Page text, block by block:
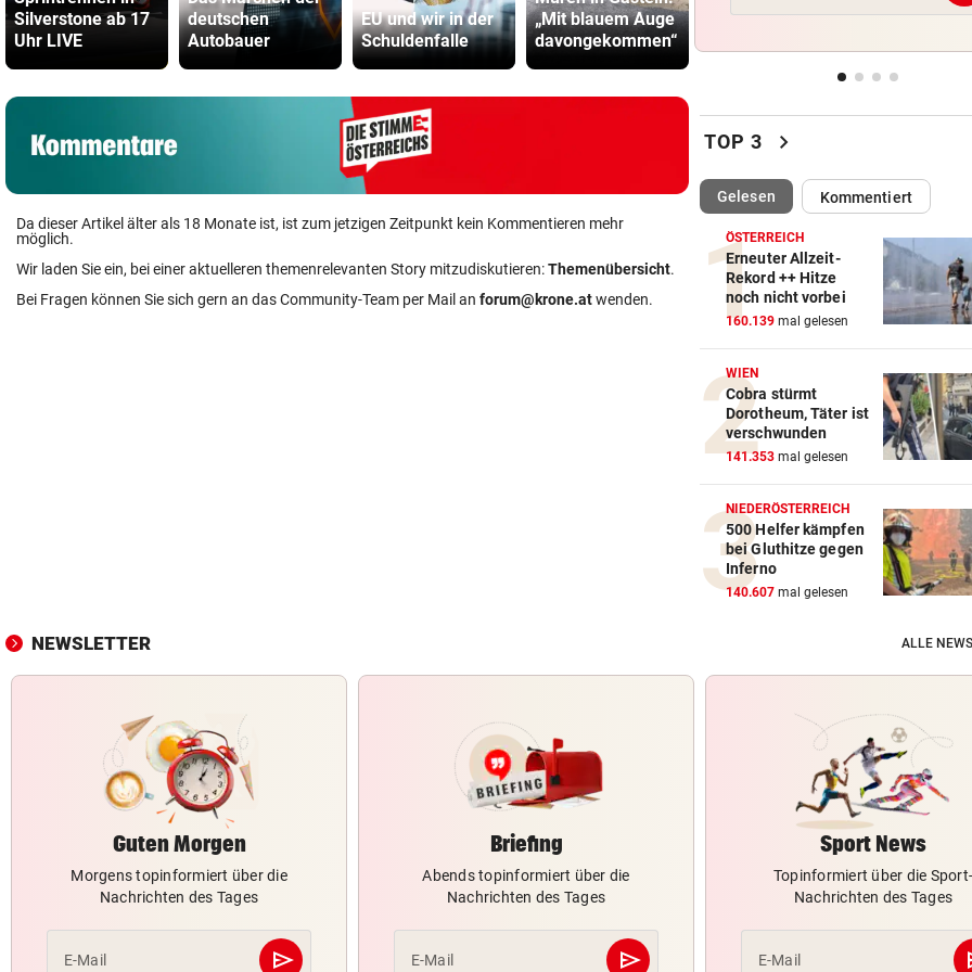
Silverstone ab 17
Uhr LIVE
deutschen
Autobauer
EU und wir in der
Schuldenfalle
„Mit blauem Auge
davongekommen“
Name, und weiter
Gefährder,
Da dieser Artikel älter als 18 Monate ist, ist zum jetzigen Zeitpunkt kein Kommentieren mehr
möglich.
Wir laden Sie ein, bei einer aktuelleren themenrelevanten Story mitzudiskutieren:Themenübersicht.
Bei Fragen können Sie sich gern an das Community-Team per Mail an forum@krone.atwenden.
Bullen-Ass: „Dann würde
Arzt auf Auslandsmission:
„Südsudan ist vergessen“
MÜHSAME ENERGIEWENDE
Heikler Kraftakt: Neue
brauchen Geduld
„KRONE“-KOMMENTAR vor
Das Märchen der deutschen
TOP 3 chevron_right
Gelesen(ausgewählt)Kommentiert
ÖSTERREICH
Erneuter Allzeit-
Rekord ++ Hitze
noch nicht vorbei
160.139 mal gelesen
WIEN
Cobra stürmt
Dorotheum, Täter ist
verschwunden
141.353 mal gelesen
NIEDERÖSTERREICH
500 Helfer kämpfen
bei Gluthitze gegen
Inferno
140.607 mal gelesen
NEWSLETTER ALLE
Guten Morgen
Morgens topinformiert über die
Nachrichten des Tages
E-Mail send
Abschicken
Briefing
Abends topinformiert über die
Nachrichten des Tages
E-Mail send
Abschicken
Sport News
Topinformiert über die Sport-
Nachrichten des Tages
E-Mail